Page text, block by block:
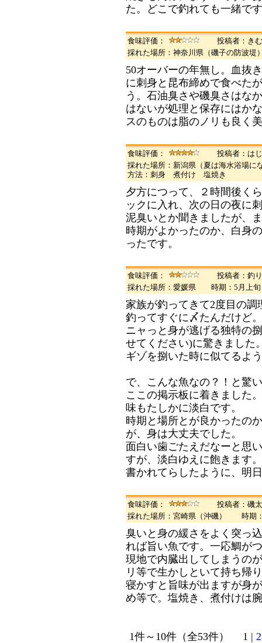
た。どこで釣れても一緒で
食味評価：
投稿者：きむ
採れた場所：神奈川県（磯子の防
50オーバーの年無し。血抜
に刺身と昆布締めで食べた
う。石油臭さや磯臭さはな
はないが処理と保存にはか
スのものは脂のノリも良く
食味評価：
投稿者：は
採れた場所：新潟県（夏は海水浴
方法：刺身 煮付け 塩焼き
夕方につって、２時間後く
ックに入れ、次の日の夜に
泥臭いとか聞きましたが、
時期がよかったのか、白身
ったです。
食味評価：
投稿者：釣
採れた場所：愛媛県 時期：5月上
家族が釣ってきて2度目の調
釣ってすぐに〆たんだけど
ニャっと身が逃げる独特の
せてください)に驚きました
ギゾを捌いた時に似てるよ
で、こんな魚なの？！と驚
ここの掲示板に着きました。
味もたしかに淡白です。
時期と場所とが良かったの
が、身は大丈夫でした。
面白い歯ごたえだなーと思
すが、淡白ゆえに飽きます
書かれてらしたように、明
食味評価：
投稿者：磯
採れた場所：宮崎県（沖磯） 時期
臭いと身の緩さをよく突っ
れば旨い魚です。一応鯛が
現地で内臓出してしまうの
リ等で生かしといて持ち帰
寝かすと旨味が出ますが身
め等で。塩焼き、煮付けは
1件～10件（全53件） 1 | 2